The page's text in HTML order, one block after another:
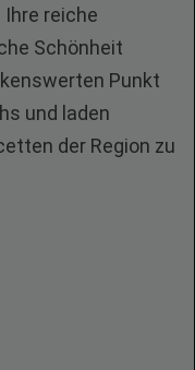
reiche
Schönheit
Punkt
und laden
der Region zu